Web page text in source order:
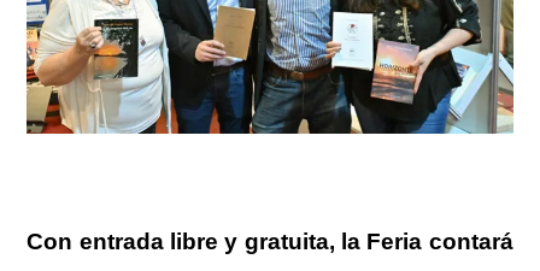
Con entrada libre y gratuita, la Feria contará